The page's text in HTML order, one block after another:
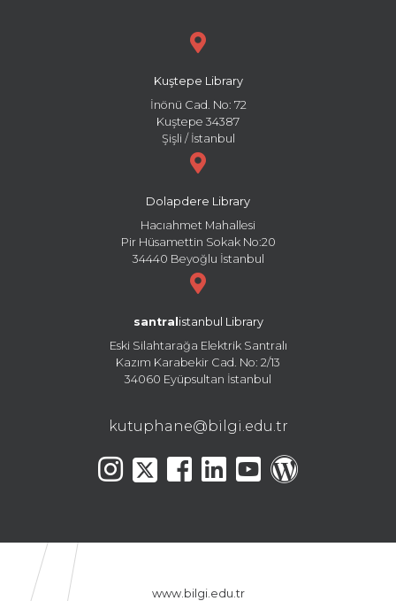
Kuştepe Library
İnönü Cad. No: 72
Kuştepe 34387
Şişli / İstanbul
Dolapdere Library
Hacıahmet Mahallesi
Pir Hüsamettin Sokak No:20
34440 Beyoğlu İstanbul
santral istanbul Library
Eski Silahtarağa Elektrik Santralı
Kazım Karabekir Cad. No: 2/13
34060 Eyüpsultan İstanbul
kutuphane@bilgi.edu.tr
www.bilgi.edu.tr